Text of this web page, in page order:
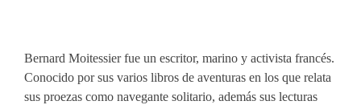
Bernard Moitessier fue un escritor, marino y activista francés.
Conocido por sus varios libros de aventuras en los que relata
sus proezas como navegante solitario, además sus lecturas